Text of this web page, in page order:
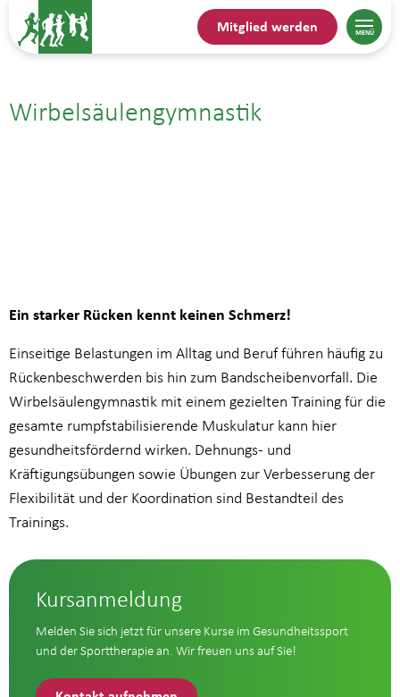
Mitglied werden
Wirbelsäulengymnastik
Ein starker Rücken kennt keinen Schmerz!
Einseitige Belastungen im Alltag und Beruf führen häufig zu
Rückenbeschwerden bis hin zum Bandscheibenvorfall. Die
Wirbelsäulengymnastik mit einem gezielten Training für die
gesamte rumpfstabilisierende Muskulatur kann hier
gesundheitsfördernd wirken. Dehnungs- und
Kräftigungsübungen sowie Übungen zur Verbesserung der
Flexibilität und der Koordination sind Bestandteil des
Trainings.
Kursanmeldung
Melden Sie sich jetzt für unsere Kurse im Gesundheitssport
und der Sporttherapie an. Wir freuen uns auf Sie!